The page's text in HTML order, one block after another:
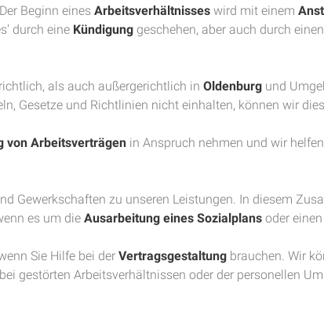
Beginn eines Arbeitsverhältnisses wird mit einem
durch eine Kündigung geschehen, aber auch durch einen
als auch außergerichtlich in Oldenburg und
Gesetze und Richtlinien nicht einhalten, können wir
von Arbeitsverträgen in Anspruch nehmen und wir
Gewerkschaften zu unseren Leistungen. In diesem
es um die Ausarbeitung eines Sozialplans oder einen
Sie Hilfe bei der Vertragsgestaltung brauchen. Wir
gestörten Arbeitsverhältnissen oder der personellen